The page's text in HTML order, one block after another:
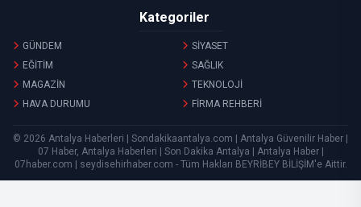
Kategoriler
GÜNDEM
SİYASET
EĞİTİM
SAĞLIK
MAGAZİN
TEKNOLOJİ
HAVA DURUMU
FİRMA REHBERİ
© 2026 Antalya Haberleri | Sondakikaantalya.com | Antalya Güvenilir Haber |
07 Haber, Antalya Haberleri | Son Dakika Antalya | Antalya Haber |
07haber.com | seydisehirhaber.com - Tüm Hakları BEYRİBEY BİLİŞİM 'e Aittir.